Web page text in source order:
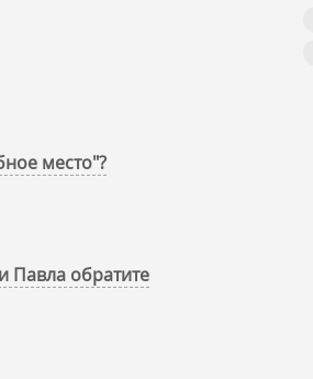
место"?
Павла обратите